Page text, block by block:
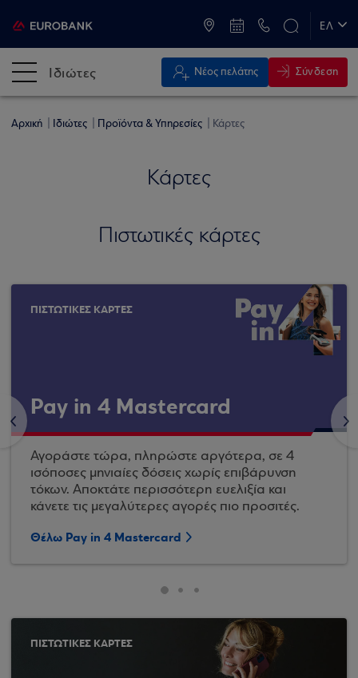
ΕΛ
Ιδιώτες Νέος πελάτης Σύνδεση
Αρχική Ιδιώτες Προϊόντα & Υπηρεσίες Κάρτες
Κάρτες
Πιστωτικές κάρτες
<
ΠΙΣΤΩΤΙΚΕΣ ΚΑΡΤΕΣ
Pay in 4 Mastercard
Αγοράστε τώρα, πληρώστε αργότερα, σε 4
ισόποσες μηνιαίες δόσεις χωρίς επιβάρυνση
τόκων. Αποκτάτε περισσότερη ευελιξία και
κάνετε τις μεγαλύτερες αγορές πιο προσιτές.
Θέλω Pay in 4 Mastercard
>
ΠΙΣΤΩΤΙΚΕΣ ΚΑΡΤΕΣ